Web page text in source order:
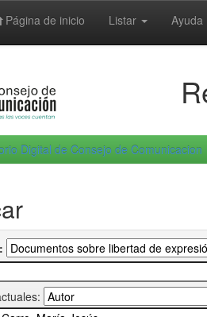
Página de inicio Listar Ayuda
Digital de Consejo de Comunicacion